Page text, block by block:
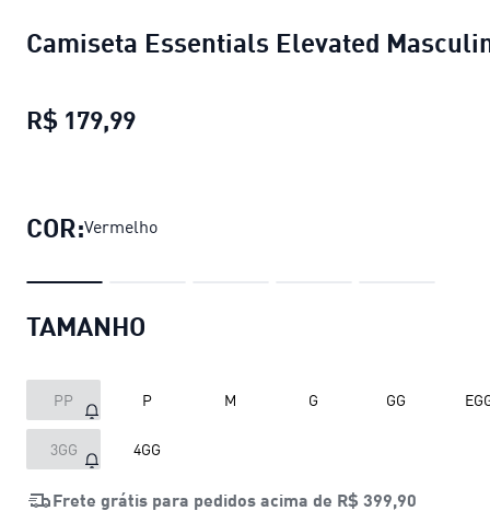
Camiseta Essentials Elevated
R$ 179,99
COR:Vermelho
TAMANHO
PP P M G GG
3GG 4GG
Frete grátis para pedidos acima de R$ 399,90